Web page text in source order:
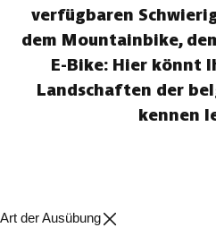
verfügbaren
dem Mountainbike,
E-Bike: Hier könnt
Landschaften der
kennen
Art der Ausübung